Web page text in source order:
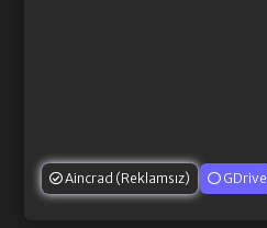
Aincrad (Reklamsız) GDrive